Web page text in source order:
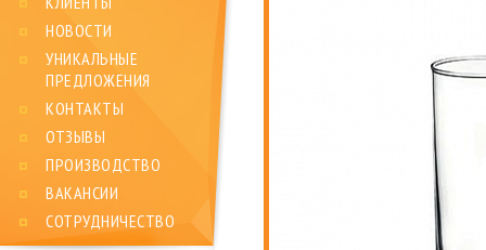
НОВОСТИ
УНИКАЛЬНЫЕ
ПРЕДЛОЖЕНИЯ
КОНТАКТЫ
ОТЗЫВЫ
ПРОИЗВОДСТВО
ВАКАНСИИ
СОТРУДНИЧЕСТВО